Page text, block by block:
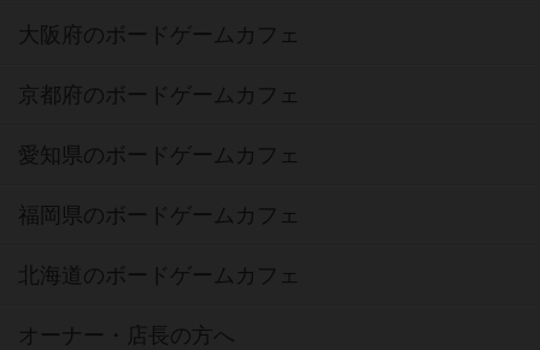
大阪府のボードゲームカフェ
京都府のボードゲームカフェ
愛知県のボードゲームカフェ
福岡県のボードゲームカフェ
北海道のボードゲームカフェ
オーナー・店長の方へ